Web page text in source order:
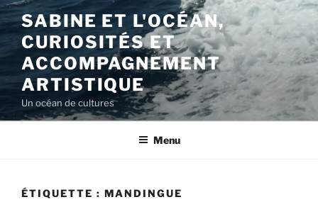
Aller
au
contenu
principal
SABINE ET L'OCÉAN,
CURIOSITÉS ET
ACCOMPAGNEMENT
ARTISTIQUE
Un océan de cultures
Menu
ÉTIQUETTE : MANDINGUE